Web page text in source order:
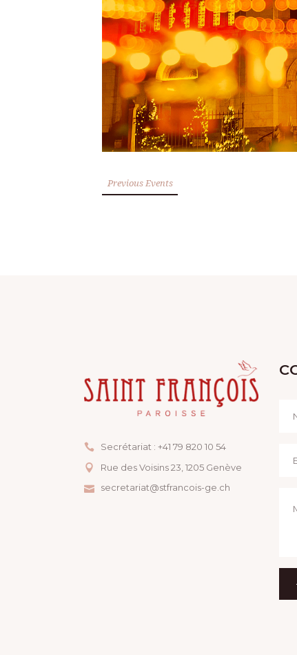
Previous Events
Secrétariat : +41 79 820 10 54
Rue des Voisins 23, ​1205 Genève
secretariat@stfrancois-ge.ch